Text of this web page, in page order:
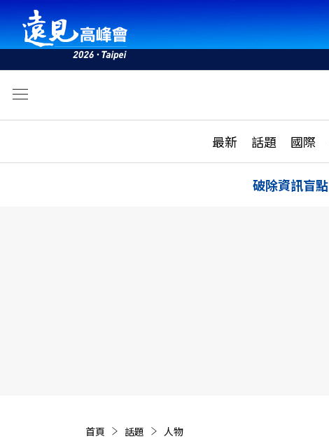
最新 話題 國際
活動
話題
破除資訊盲點
首頁 話題 人物